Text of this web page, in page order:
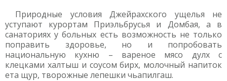
Природные условия Джейрахского ущелья не
уступают курортам Приэльбрусья и Домбая, а в
санаториях у больных есть возможность не только
поправить здоровье, но и попробовать
национальную кухню – вареное мясо дулх с
клецками халтыш и соусом бирх, молочный напиток
ета щур, творожные лепешки чьапилгаш.